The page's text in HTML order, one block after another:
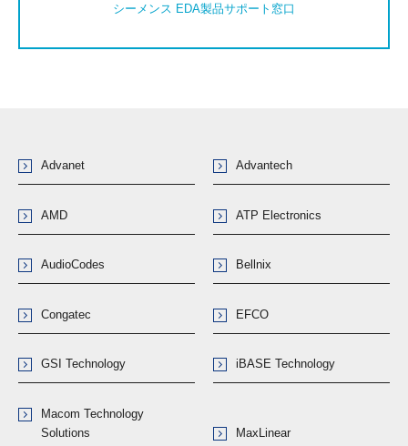
シーメンス EDA製品サポート窓口
Advanet Advantech
AMD ATP Electronics
AudioCodes Bellnix
Congatec EFCO
GSI Technology iBASE Technology
Macom Technology
Solutions
MaxLinear